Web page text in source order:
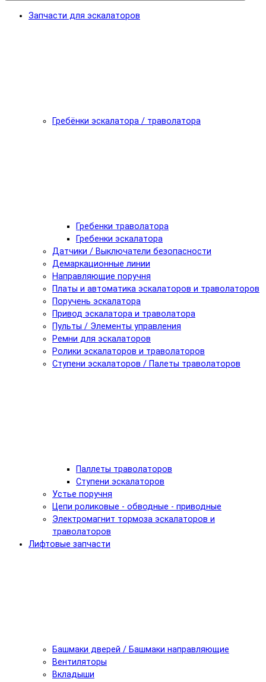
Запчасти для эскалаторов
Гребёнки эскалатора / траволатора
Гребенки траволатора
Гребенки эскалатора
Датчики / Выключатели безопасности
Демаркационные линии
Направляющие поручня
Платы и автоматика эскалаторов и траволаторов
Поручень эскалатора
Привод эскалатора и траволатора
Пульты / Элементы управления
Ремни для эскалаторов
Ролики эскалаторов и траволаторов
Ступени эскалаторов / Палеты траволаторов
Паллеты траволаторов
Ступени эскалаторов
Устье поручня
Цепи роликовые - обводные - приводные
Электромагнит тормоза эскалаторов и
траволаторов
Лифтовые запчасти
Башмаки дверей / Башмаки направляющие
Вентиляторы
Вкладыши